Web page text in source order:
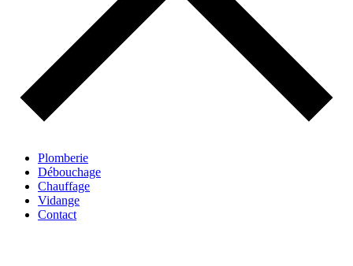
Plomberie
Débouchage
Chauffage
Vidange
Contact